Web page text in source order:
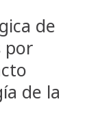
de
por
de la